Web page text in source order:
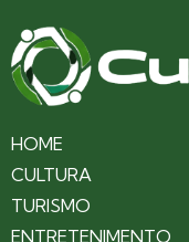
HOME
CULTURA
TURISMO
ENTRETENIMENTO